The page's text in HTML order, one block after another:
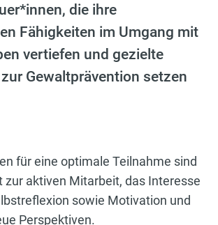
die ihre
Fähigkeiten im Umgang mit
vertiefen und gezielte
Gewaltprävention setzen
für eine optimale Teilnahme sind
zur aktiven Mitarbeit, das Interesse
sowie Motivation und
Perspektiven.